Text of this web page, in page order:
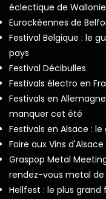
éclectique de Wallonie
Eurockéennes de
Festival Belgique : le
pays
Festival Décibulles
Festivals électro en
Festivals en
manquer cet été
Festivals en Alsace : le
Foire aux Vins
Graspop Metal
rendez-vous metal de
Hellfest : le plus